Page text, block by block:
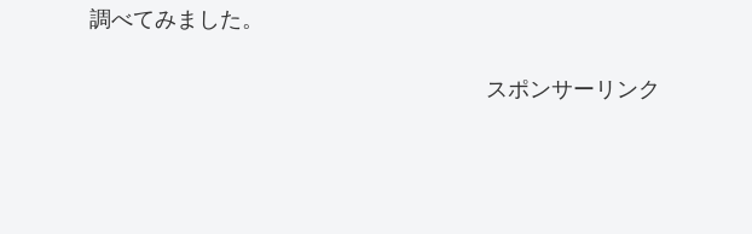
調べてみました。
スポンサーリンク